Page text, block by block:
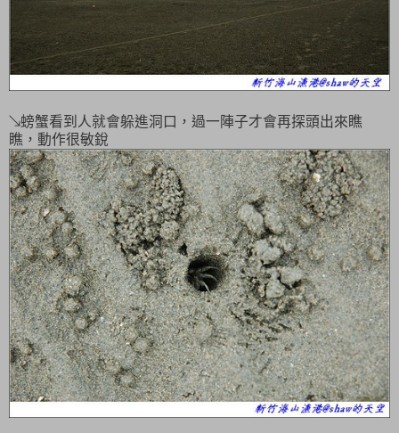
↘螃蟹看到人就會躲進洞口，過一陣子才會再探頭出來瞧
瞧，動作很敏銳